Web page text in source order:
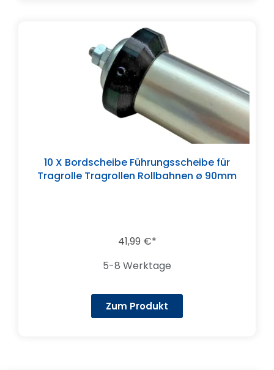
10 X Bordscheibe Führungsscheibe für
Tragrolle Tragrollen Rollbahnen ø 90mm
41,99 €
5-8 Werktage
Zum Produkt